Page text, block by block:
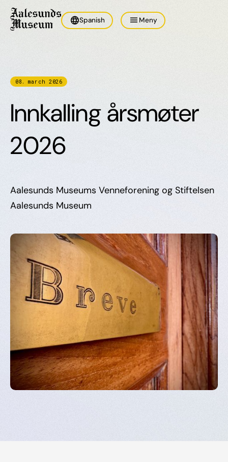
languageSpanish menu Meny
08 . march 2026
Innkalling årsmøter
2026
Aalesunds Museums Venneforening og Stiftelsen
Aalesunds Museum